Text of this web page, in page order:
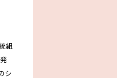
組
シ